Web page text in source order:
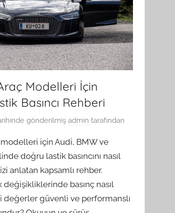
Modelleri İçin
Basıncı Rehberi
gönderilmiş admin tarafından
için Audi, BMW ve
doğru lastik basıncını nasıl
anlatan kapsamlı rehber.
basınç nasıl
değerler güvenli ve performanslı